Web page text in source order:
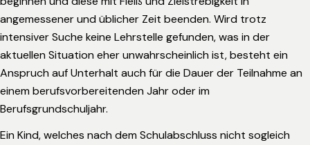
angemessener und üblicher Zeit beenden. Wird trotz
intensiver Suche keine Lehrstelle gefunden, was in der
aktuellen Situation eher unwahrscheinlich ist, besteht ein
Anspruch auf Unterhalt auch für die Dauer der Teilnahme an
einem berufsvorbereitenden Jahr oder im
Berufsgrundschuljahr.
Ein Kind, welches nach dem Schulabschluss nicht sogleich